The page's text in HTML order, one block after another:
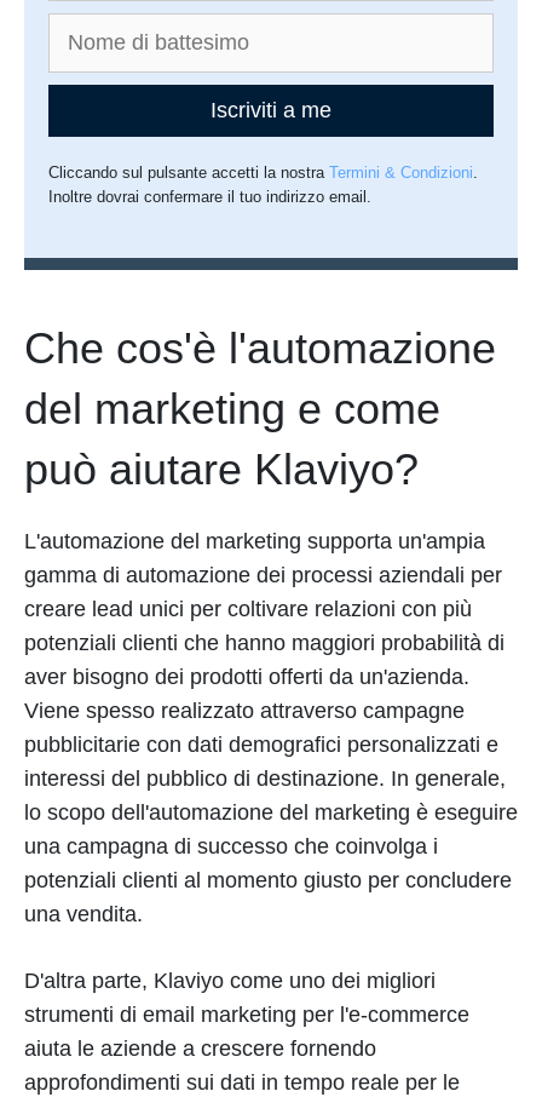
Iscriviti a me
Cliccando sul pulsante accetti la nostraTermini & Condizioni.
Inoltre dovrai confermare il tuo indirizzo email.
Che cos'è l'automazione
del marketing e come
può aiutare Klaviyo?
L'automazione del marketing supporta un'ampia
gamma di automazione dei processi aziendali per
creare lead unici per coltivare relazioni con più
potenziali clienti che hanno maggiori probabilità di
aver bisogno dei prodotti offerti da un'azienda.
Viene spesso realizzato attraverso campagne
pubblicitarie con dati demografici personalizzati e
interessi del pubblico di destinazione. In generale,
lo scopo dell'automazione del marketing è eseguire
una campagna di successo che coinvolga i
potenziali clienti al momento giusto per concludere
una vendita.
D'altra parte, Klaviyo come uno dei migliori
strumenti di email marketing per l'e-commerce
aiuta le aziende a crescere fornendo
approfondimenti sui dati in tempo reale per le